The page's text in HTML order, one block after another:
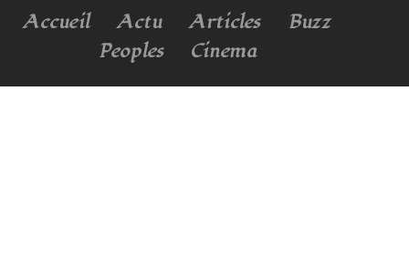
Accueil Actu Articles
Buzz
Peoples
Cinema